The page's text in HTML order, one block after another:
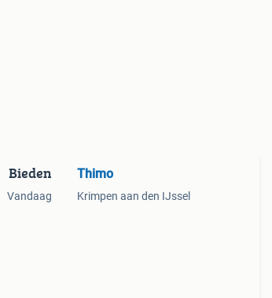
Bieden
Vandaag
Thimo
Krimpen aan den IJssel